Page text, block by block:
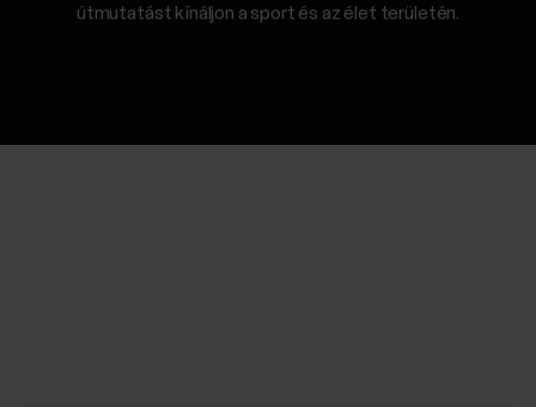
útmutatást kínáljon a sport és az élet területén.